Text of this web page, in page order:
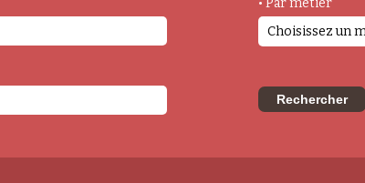
Choisissez un
Rechercher